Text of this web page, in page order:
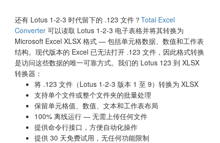
还有 Lotus 1-2-3 时代留下的 .123 文件？Total Excel
Converter 可以读取 Lotus 1-2-3 电子表格并将其转换为
Microsoft Excel XLSX 格式 — 包括单元格数据、数值和工作表
结构。现代版本的 Excel 已无法打开 .123 文件，因此格式转换
是访问这些数据的唯一可靠方式。我们的 Lotus 123 到 XLSX
转换器：
将 .123 文件（Lotus 1-2-3 版本 1 至 9）转换为 XLSX
支持单个文件或整个文件夹的批量处理
保留单元格值、数值、文本和工作表布局
100% 离线运行 — 无需上传任何文件
提供命令行接口，方便自动化操作
提供 30 天免费试用，无任何功能限制